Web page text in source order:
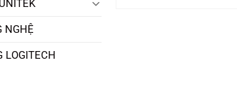
NGHỆ
LOGITECH